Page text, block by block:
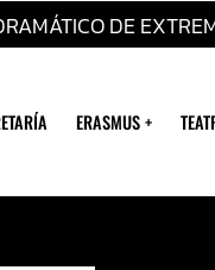
DE
ERASMUS +